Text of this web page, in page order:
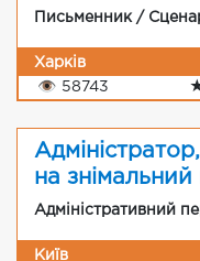
Письменник /
Харків
👁 58743
на
Адміністративний
Київ